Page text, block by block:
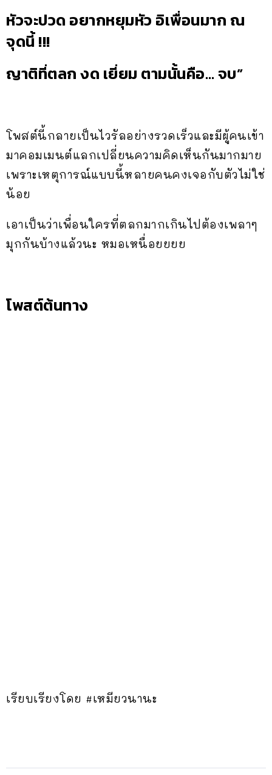
หัวจะปวด อยากหยุมหัว อิเพื่อนมาก ณ
จุดนี้ !!!
ญาติที่ตลก งด เยี่ยม ตามนั้นคือ… จบ”
โพสต์นี้กลายเป็นไวรัลอย่างรวดเร็วและมีผู้คนเข้า
มาคอมเมนต์แลกเปลี่ยนความคิดเห็นกันมากมาย
เพราะเหตุการณ์แบบนี้หลายคนคงเจอกับตัวไม่ใช่
น้อย
เอาเป็นว่าเพื่อนใครที่ตลกมากเกินไปต้องเพลาๆ
มุกกันบ้างแล้วนะ หมอเหนื่อยยยย
โพสต์ต้นทาง
เรียบเรียงโดย #เหมียวนานะ